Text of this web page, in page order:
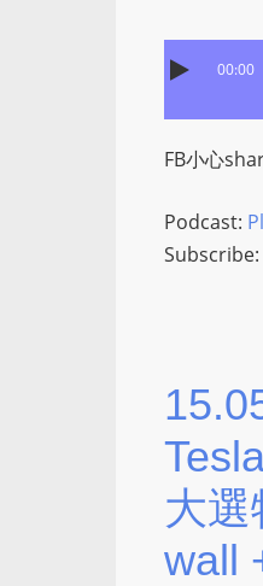
00:00
FB小心
Podcast:
Subscribe:
大
wall